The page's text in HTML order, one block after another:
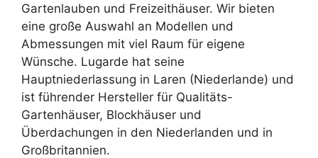
Gartenlauben und Freizeithäuser. Wir bieten
eine große Auswahl an Modellen und
Abmessungen mit viel Raum für eigene
Wünsche. Lugarde hat seine
Hauptniederlassung in Laren (Niederlande) und
ist führender Hersteller für Qualitäts-
Gartenhäuser, Blockhäuser und
Überdachungen in den Niederlanden und in
Großbritannien.